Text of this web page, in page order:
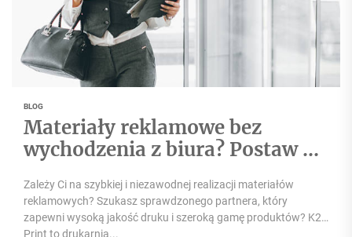
BLOG
Materiały reklamowe bez
wychodzenia z biura? Postaw na
Zależy Ci na szybkiej i niezawodnej realizacji materiałów
reklamowych? Szukasz sprawdzonego partnera, który
zapewni wysoką jakość druku i szeroką gamę produktów? K2
Print to drukarnia...